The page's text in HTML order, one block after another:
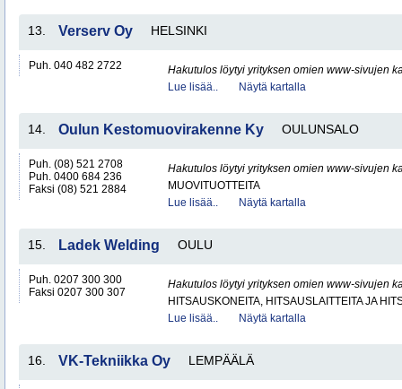
13. Verserv Oy HELSINKI
Puh. 040 482 2722
Hakutulos löytyi yrityksen omien www-sivujen
Lue lisää..
Näytä kartalla
14. Oulun Kestomuovirakenne Ky OULUNSALO
Puh. (08) 521 2708
Puh. 0400 684 236
Faksi (08) 521 2884
Hakutulos löytyi yrityksen omien www-sivujen
MUOVITUOTTEITA
Lue lisää..
Näytä kartalla
15. Ladek Welding OULU
Puh. 0207 300 300
Faksi 0207 300 307
Hakutulos löytyi yrityksen omien www-sivujen
HITSAUSKONEITA, HITSAUSLAITTEITA JA
Lue lisää..
Näytä kartalla
16. VK-Tekniikka Oy LEMPÄÄLÄ